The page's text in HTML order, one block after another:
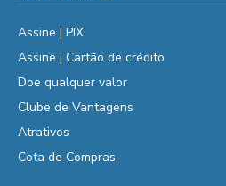
Assine | PIX
Assine | Cartão de crédito
Doe qualquer valor
Clube de Vantagens
Atrativos
Cota de Compras